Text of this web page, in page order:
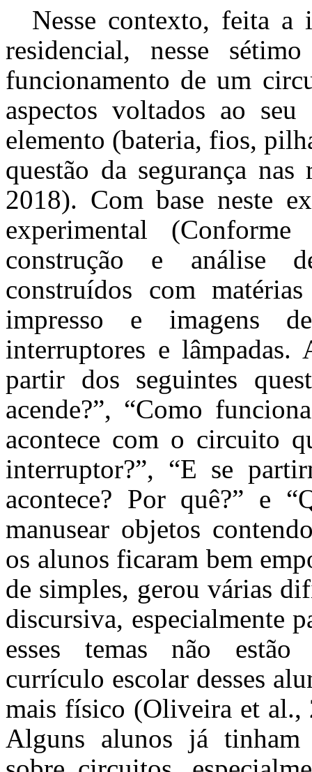
Nesse contexto, feita a
residencial, nesse
funcionamento de um
aspectos voltados ao
elemento (bateria, fios,
questão da segurança
2018). Com base neste
experimental
construção e análise
construídos com
impresso e imagens
interruptores e lâmpadas.
partir dos seguintes
acende?”, “Como
acontece com o circuito
interruptor?”, “E se
acontece? Por quê?” e
manusear objetos
os alunos ficaram bem
de simples, gerou várias
discursiva, especialmente
esses temas não estão
currículo escolar desses
mais físico (Oliveira et al.,
Alguns alunos já